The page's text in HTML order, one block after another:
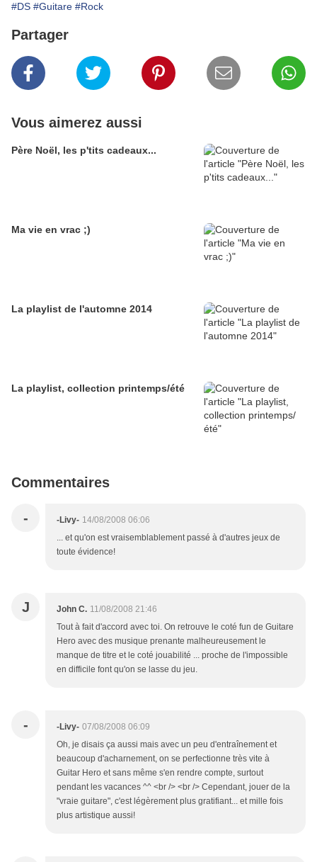
#DS #Guitare #Rock
Partager
Vous aimerez aussi
Père Noël, les p'tits cadeaux...
Ma vie en vrac ;)
La playlist de l'automne 2014
La playlist, collection printemps/été
Commentaires
- -Livy- 14/08/2008 06:06
... et qu'on est vraisemblablement passé à d'autres jeux de
toute évidence!
J John C. 11/08/2008 21:46
Tout à fait d'accord avec toi. On retrouve le coté fun de Guitare
Hero avec des musique prenante malheureusement le
manque de titre et le coté jouabilité ... proche de l'impossible
en difficile font qu'on se lasse du jeu.
- -Livy- 07/08/2008 06:09
Oh, je disais ça aussi mais avec un peu d'entraînement et
beaucoup d'acharnement, on se perfectionne très vite à
Guitar Hero et sans même s'en rendre compte, surtout
pendant les vacances ^^ <br /> <br /> Cependant, jouer de la
"vraie guitare", c'est légèrement plus gratifiant... et mille fois
plus artistique aussi!